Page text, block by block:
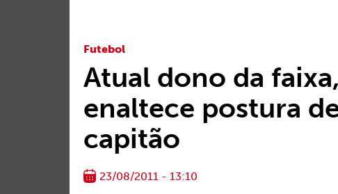
Futebol
Atual dono da
enaltece postura
capitão
23/08/2011 - 13:10